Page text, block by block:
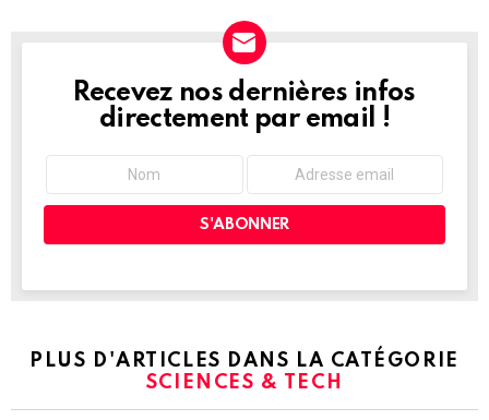
NEWSLETTER
Recevez nos dernières infos
directement par email !
PLUS D'ARTICLES DANS LA CATÉGORIE
SCIENCES & TECH